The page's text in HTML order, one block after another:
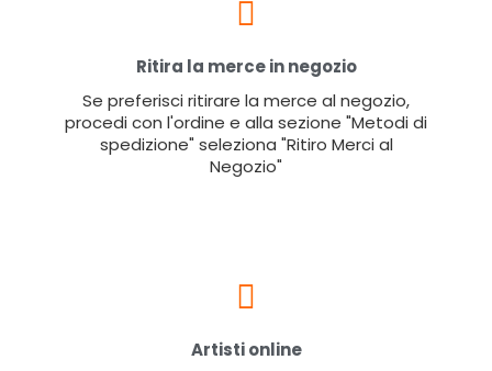
Ritira la merce in negozio
Se preferisci ritirare la merce al negozio,
procedi con l'ordine e alla sezione "Metodi di
spedizione" seleziona "Ritiro Merci al
Negozio"
Artisti online